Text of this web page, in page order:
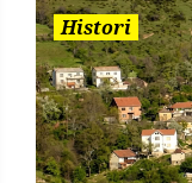
Histori